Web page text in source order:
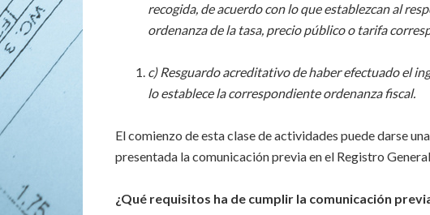
recogida, de acuerdo con lo que establezcan al
ordenanza de la tasa, precio público o tarifa
c) Resguardo acreditativo de haber efectuado el
lo establece la correspondiente ordenanza fiscal.
El comienzo de esta clase de actividades puede darse
presentada la comunicación previa en el Registro
¿Qué requisitos ha de cumplir la comunicación